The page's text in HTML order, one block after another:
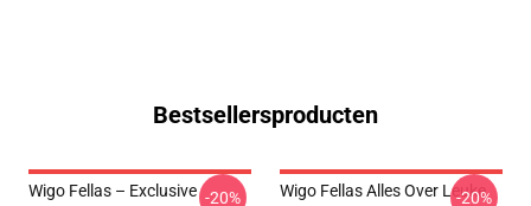
Bestsellersproducten
Wigo Fellas – Exclusive -20%
Wigo Fellas Alles Over Leuke
-20%